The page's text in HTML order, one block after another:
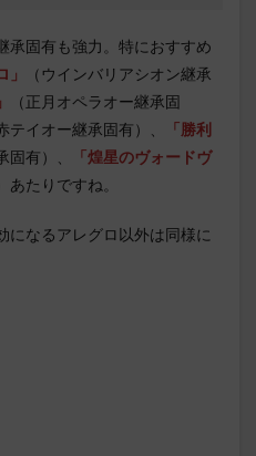
承固有も強力。特におすすめ
」
（ウインバリアシオン継承
（正月オペラオー継承固
テイオー継承固有）、
「勝利
固有）、
「煌星のヴォードヴ
あたりですね。
になるアレグロ以外は同様に